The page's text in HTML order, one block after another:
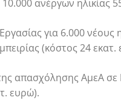
ανέργων ηλικίας
για 6.000 νέους
(κόστος 24 εκατ.
απασχόλησης ΑμεΑ σε
ευρώ).